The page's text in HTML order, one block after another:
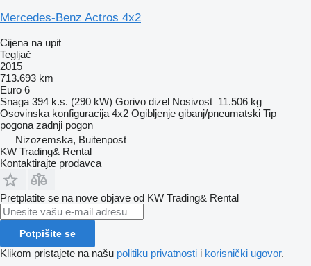
Mercedes-Benz Actros 4x2
Cijena na upit
Tegljač
2015
713.693 km
Euro 6
Snaga 394 k.s. (290 kW) Gorivo dizel Nosivost 11.506 kg
Osovinska konfiguracija 4x2 Ogibljenje gibanj/pneumatski Tip
pogona zadnji pogon
Nizozemska, Buitenpost
KW Trading& Rental
Kontaktirajte prodavca
Pretplatite se na nove objave od KW Trading& Rental
Potpišite se
Klikom pristajete na našu politiku privatnosti i korisnički ugovor.